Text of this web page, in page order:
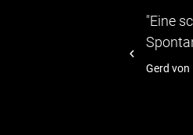
Moeratorin
"Eine
Gerd von